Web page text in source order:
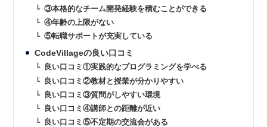
③本格的なチーム開発経験を積むことができる
④年齢の上限がない
⑤転職サポートが充実している
CodeVillageの良い口コミ
良い口コミ①実践的なプログラミングを学べる
良い口コミ②教材と授業が分かりやすい
良い口コミ③質問がしやすい環境
良い口コミ④講師との距離が近い
良い口コミ⑤不定期の交流会がある